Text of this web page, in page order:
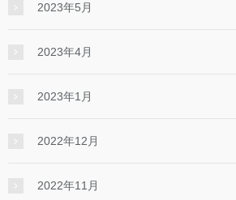
2023年5月
2023年4月
2023年1月
2022年12月
2022年11月